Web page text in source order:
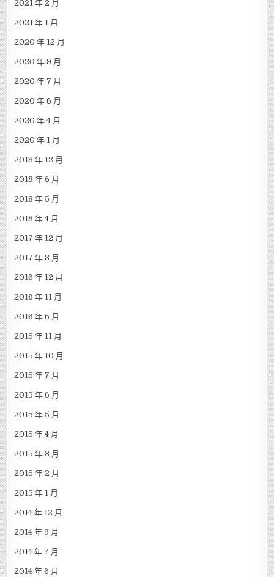
2021 年 2 月
2021 年 1 月
2020 年 12 月
2020 年 9 月
2020 年 7 月
2020 年 6 月
2020 年 4 月
2020 年 1 月
2018 年 12 月
2018 年 6 月
2018 年 5 月
2018 年 4 月
2017 年 12 月
2017 年 8 月
2016 年 12 月
2016 年 11 月
2016 年 6 月
2015 年 11 月
2015 年 10 月
2015 年 7 月
2015 年 6 月
2015 年 5 月
2015 年 4 月
2015 年 3 月
2015 年 2 月
2015 年 1 月
2014 年 12 月
2014 年 9 月
2014 年 7 月
2014 年 6 月